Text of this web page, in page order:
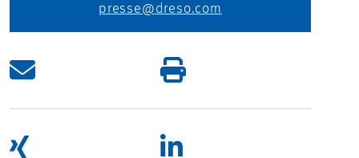
presse@dreso.com